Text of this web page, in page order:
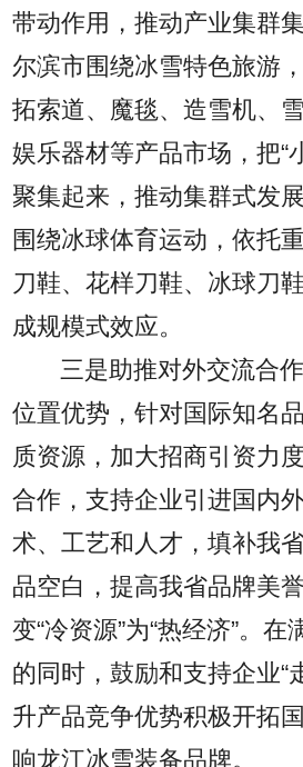
带动作用，推动产业集群
尔滨市围绕冰雪特色旅游
拓索道、魔毯、造雪机、
娱乐器材等产品市场，把“
聚集起来，推动集群式发
围绕冰球体育运动，依托
刀鞋、花样刀鞋、冰球刀
成规模式效应。
三是助推对外交流合
位置优势，针对国际知名
质资源，加大招商引资力
合作，支持企业引进国内
术、工艺和人才，填补我
品空白，提高我省品牌美
变“冷资源”为“热经济”。
的同时，鼓励和支持企业“
升产品竞争优势积极开拓
响龙江冰雪装备品牌。